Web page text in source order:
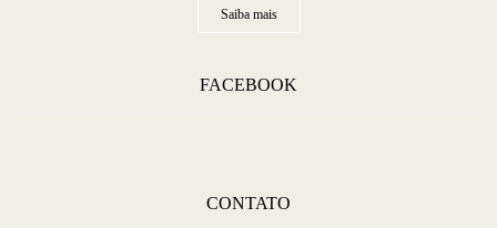
Saiba mais
FACEBOOK
CONTATO